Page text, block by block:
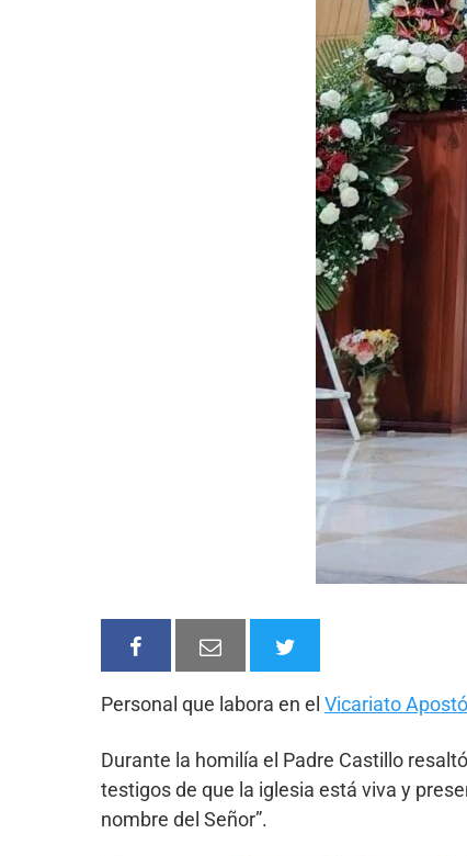
Personal que labora en el Vicariato
Durante la homilía el Padre Castillo
testigos de que la iglesia está viva y
nombre del Señor”.